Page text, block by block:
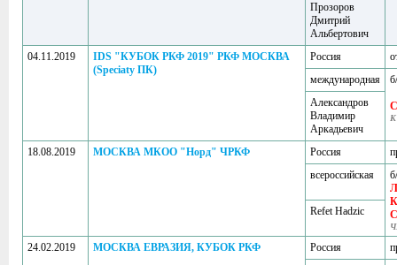
Прозоров
Дмитрий
Альбертович
04.11.2019
IDS "КУБОК РКФ 2019" РКФ МОСКВА
(Speciaty ПК)
Россия
международная
Александров
Владимир
Аркадьевич
18.08.2019
МОСКВА МКОО "Норд" ЧРКФ Россия
всероссийская
Refet Hadzic
24.02.2019 МОСКВА ЕВРАЗИЯ, КУБОК РКФ Россия